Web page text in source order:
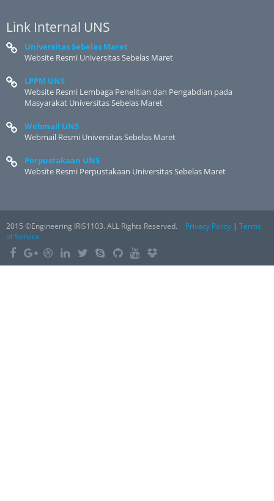
Link Internal UNS
Universitas Sebelas Maret
Website Resmi Universitas Sebelas Maret
LPPM UNS
Website Resmi Lembaga Penelitian dan Pengabdian pada
Masyarakat Universitas Sebelas Maret
Webmail UNS
Webmail Resmi Universitas Sebelas Maret
Perpustakaan UNS
Website Resmi Perpustakaan Universitas Sebelas Maret
2015 ©Engineering IRIS1103. ALL Rights Reserved. Privacy Policy | Terms
of Service